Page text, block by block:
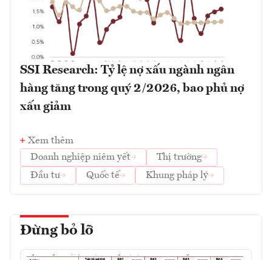
SSI Research: Tỷ lệ nợ xấu ngành ngân
hàng tăng trong quý 2/2026, bao phủ nợ
xấu giảm
Xem thêm
Doanh nghiệp niêm yết
Thị trường
Đầu tư
Quốc tế Khung pháp lý
Đừng bỏ lỡ